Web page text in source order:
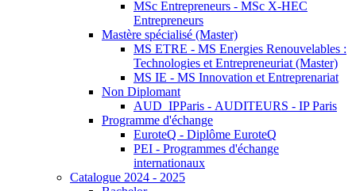
MSc Entrepreneurs - MSc X-HEC
Entrepreneurs
Mastère spécialisé (Master)
MS ETRE - MS Energies Renouvelables :
Technologies et Entrepreneuriat (Master)
MS IE - MS Innovation et Entreprenariat
Non Diplomant
AUD_IPParis - AUDITEURS - IP Paris
Programme d'échange
EuroteQ - Diplôme EuroteQ
PEI - Programmes d'échange
internationaux
Catalogue 2024 - 2025